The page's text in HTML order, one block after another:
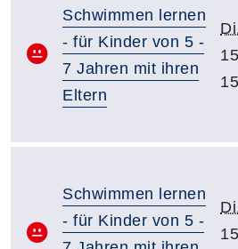
Schwimmen lernen
- für Kinder von 5 -
7 Jahren mit ihren
Eltern
Schwimmen lernen
- für Kinder von 5 -